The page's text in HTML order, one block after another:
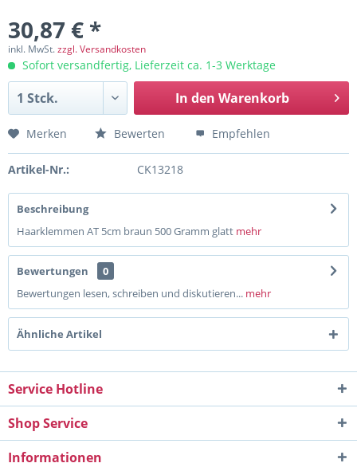
30,87 € *
inkl. MwSt.zzgl. Versandkosten
Sofort versandfertig, Lieferzeit ca. 1-3 Werktage
In den Warenkorb
Merken Bewerten Empfehlen
Artikel-Nr.: CK13218
Beschreibung
Haarklemmen AT 5cm braun 500 Gramm glatt mehr
Bewertungen
0
Bewertungen lesen, schreiben und diskutieren... mehr
Ähnliche Artikel
Service Hotline
Shop Service
Informationen